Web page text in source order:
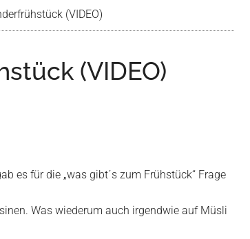
(VIDEO)
(VIDEO)
es für die „was gibt´s zum Frühstück“ Frage
Was wiederum auch irgendwie auf Müsli